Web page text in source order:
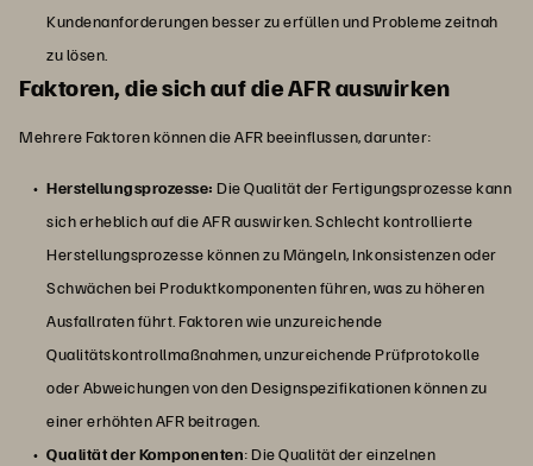
Kundenanforderungen besser zu erfüllen und Probleme zeitnah
zu lösen.
Faktoren, die sich auf die AFR auswirken
Mehrere Faktoren können die AFR beeinflussen, darunter:
Herstellungsprozesse: Die Qualität der Fertigungsprozesse kann
sich erheblich auf die AFR auswirken. Schlecht kontrollierte
Herstellungsprozesse können zu Mängeln, Inkonsistenzen oder
Schwächen bei Produktkomponenten führen, was zu höheren
Ausfallraten führt. Faktoren wie unzureichende
Qualitätskontrollmaßnahmen, unzureichende Prüfprotokolle
oder Abweichungen von den Designspezifikationen können zu
einer erhöhten AFR beitragen.
Qualität der Komponenten: Die Qualität der einzelnen